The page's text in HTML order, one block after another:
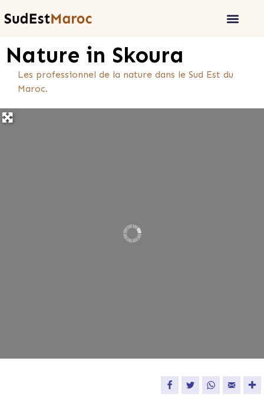
Nature in Skoura
Les professionnel de la nature dans le Sud Est du
Maroc.
Facebook Twitter WhatsAppEmail